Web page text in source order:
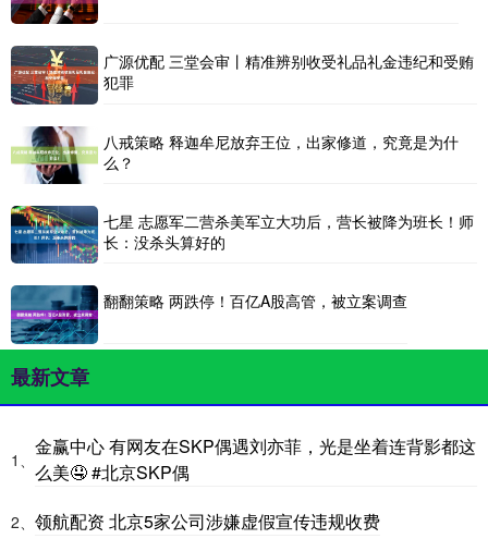
广源优配 三堂会审丨精准辨别收受礼品礼金违纪和受贿
犯罪
八戒策略 释迦牟尼放弃王位，出家修道，究竟是为什
么？
七星 志愿军二营杀美军立大功后，营长被降为班长！师
长：没杀头算好的
翻翻策略 两跌停！百亿A股高管，被立案调查
最新文章
1、
金赢中心 有网友在SKP偶遇刘亦菲，光是坐着连背影都这
么美🤤 #北京SKP偶
2、 领航配资 北京5家公司涉嫌虚假宣传违规收费